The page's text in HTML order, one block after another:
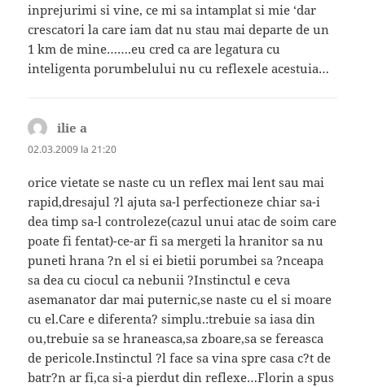
inprejurimi si vine, ce mi sa intamplat si mie ‘dar
crescatori la care iam dat nu stau mai departe de un
1 km de mine…….eu cred ca are legatura cu
inteligenta porumbelului nu cu reflexele acestuia…
ilie a
02.03.2009 la 21:20
orice vietate se naste cu un reflex mai lent sau mai
rapid,dresajul ?l ajuta sa-l perfectioneze chiar sa-i
dea timp sa-l controleze(cazul unui atac de soim care
poate fi fentat)-ce-ar fi sa mergeti la hranitor sa nu
puneti hrana ?n el si ei bietii porumbei sa ?nceapa
sa dea cu ciocul ca nebunii ?Instinctul e ceva
asemanator dar mai puternic,se naste cu el si moare
cu el.Care e diferenta? simplu.:trebuie sa iasa din
ou,trebuie sa se hraneasca,sa zboare,sa se fereasca
de pericole.Instinctul ?l face sa vina spre casa c?t de
batr?n ar fi,ca si-a pierdut din reflexe…Florin a spus